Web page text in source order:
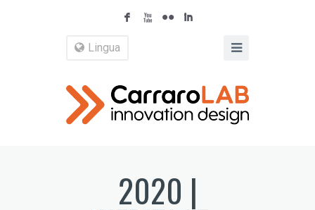
F X N I
Lingua
2020 |